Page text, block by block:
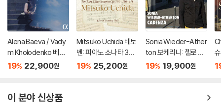
Alena Baeva / Vady
m Kholodenko 베토
벤: 바이올린 소나타 5
lin Sonatas Nos. 5 "S
19% 22,900원
Mitsuko Uchida 베토
벤: 피아노 소나타 30-
32번 (Beethoven: Pi
19% 25,200원
Sonia Wieder-Ather
ton 보케리니: 첼로 협
주곡 편곡 버전 (Luigi
19% 19,900원
이 분야 신상품